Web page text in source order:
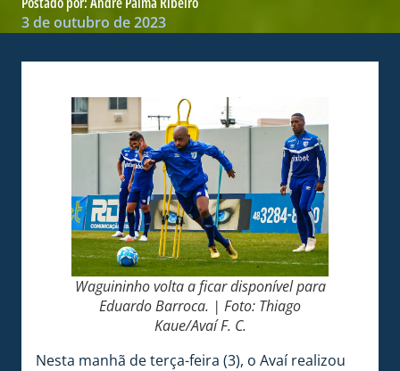
3 de outubro de 2023
Waguininho volta a ficar disponível para
Eduardo Barroca. | Foto: Thiago
Kaue/Avaí F. C.
Nesta manhã de terça-feira (3), o Avaí realizou